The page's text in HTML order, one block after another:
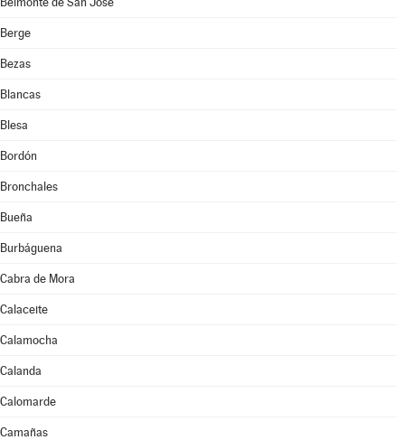
Berge
Bezas
Blancas
Blesa
Bordón
Bronchales
Bueña
Burbáguena
Cabra de Mora
Calaceite
Calamocha
Calanda
Calomarde
Camañas